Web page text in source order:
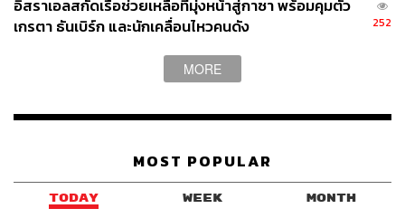
อิสราเอลสกัดเรือช่วยเหลือที่มุ่งหน้าสู่กาซา พร้อมคุมตัว
เกรตา ธันเบิร์ก และนักเคลื่อนไหวคนดัง
252
MORE
MOST POPULAR
TODAY WEEK MONTH